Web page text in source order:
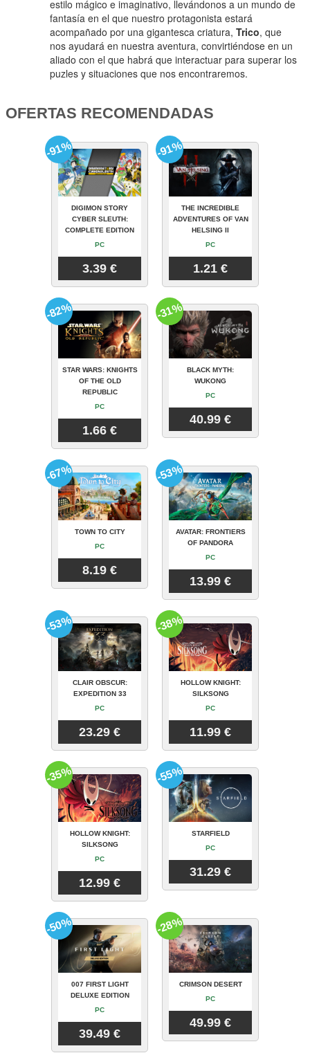
estilo mágico e imaginativo, llevándonos a un mundo de
fantasía en el que nuestro protagonista estará
acompañado por una gigantesca criatura,Trico, que
nos ayudará en nuestra aventura, convirtiéndose en un
aliado con el que habrá que interactuar para superar los
puzles y situaciones que nos encontraremos.
OFERTAS RECOMENDADAS
DIGIMON STORY
CYBER SLEUTH:
COMPLETE EDITION
PC
3.39 €
-91%
THE INCREDIBLE
ADVENTURES OF VAN
HELSING II
PC
1.21 €
-91%
STAR WARS: KNIGHTS
OF THE OLD
REPUBLIC
PC
1.66 €
-82%
BLACK MYTH:
WUKONG
PC
40.99 €
-31%
TOWN TO CITY
PC
8.19 €
-67%
AVATAR: FRONTIERS
OF PANDORA
PC
13.99 €
-53%
CLAIR OBSCUR:
EXPEDITION 33
PC
23.29 €
-53%
HOLLOW KNIGHT:
SILKSONG
PC
11.99 €
-38%
HOLLOW KNIGHT:
SILKSONG
PC
12.99 €
-35%
STARFIELD
PC
31.29 €
-55%
007 FIRST LIGHT
DELUXE EDITION
PC
39.49 €
-50%
CRIMSON DESERT
PC
49.99 €
-28%